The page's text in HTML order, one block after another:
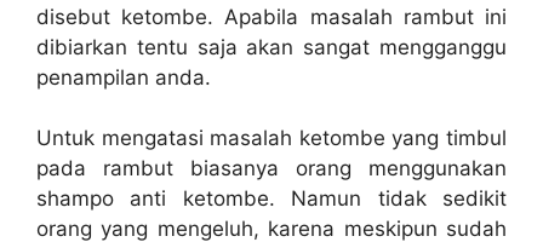
disebut ketombe. Apabila masalah rambut ini
dibiarkan tentu saja akan sangat mengganggu
penampilan anda.
Untuk mengatasi masalah ketombe yang timbul
pada rambut biasanya orang menggunakan
shampo anti ketombe. Namun tidak sedikit
orang yang mengeluh, karena meskipun sudah